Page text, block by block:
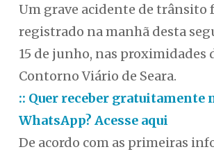
Um grave acidente de trânsito
registrado na manhã desta
15 de junho, nas proximidades
Contorno Viário de Seara.
:: Quer receber gratuitamente
WhatsApp? Acesse aqui
De acordo com as primeiras